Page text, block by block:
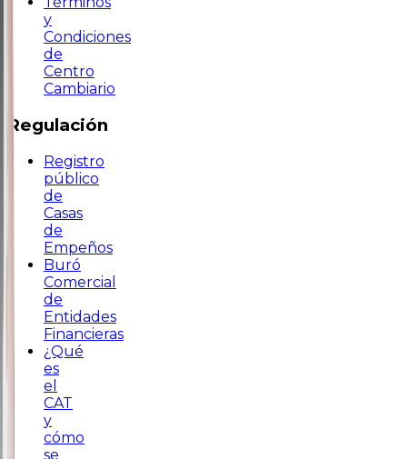
y
Condiciones
de
Centro
Cambiario
Regulación
Registro
público
de
Casas
de
Empeños
Buró
Comercial
de
Entidades
Financieras
¿Qué
es
el
CAT
y
cómo
se